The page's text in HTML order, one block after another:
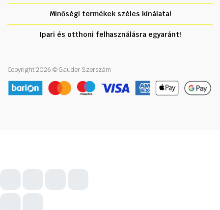
Minőségi termékek széles kínálata!
Ipari és otthoni felhasználásra egyaránt!
Copyright 2026 © Gauder Szerszám